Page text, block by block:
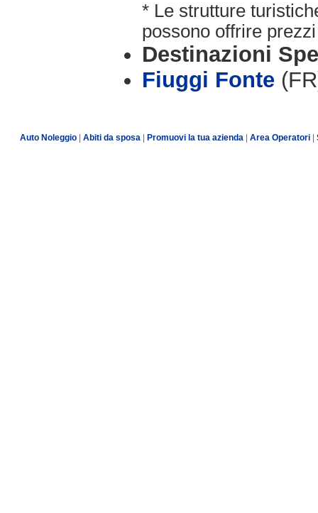
* Le strutture
possono offrire
Destinazioni
Fiuggi Fonte
Auto Noleggio Abiti da sposa Promuovi la tua azienda Area Operatori